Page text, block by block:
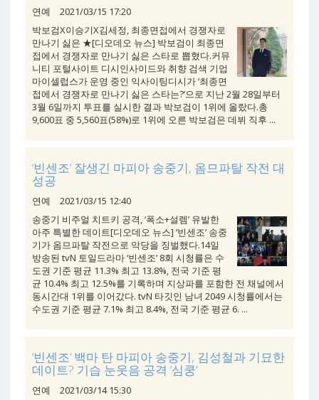
연예
2021/03/15 17:20
박보검X이승기X김세정, 최종면접에서 경쟁자로
만나기 싫은 ★[디오데오 뉴스] 박보검이 최종면
접에서 경쟁자로 만나기 싫은 스타로 뽑혔다.커뮤
니티 포털사이트 디시인사이드와 취향 검색 기업
마이셀럽스가 운영 중인 익사이팅디시가 ‘최종면
접에서 경쟁자로 만나기 싫은 스타는?’으로 지난 2월 28일부터
3월 6일까지 투표를 실시한 결과 박보검이 1위에 올랐다.총
9,600표 중 5,560표(58%)로 1위에 오른 박보검은 데뷔 직후 ...
‘빈센조’ 잘생긴 마피아 송중기, 옴므파탈 작전 대
성공
연예
2021/03/15 12:40
송중기 비주얼 치트키 공격, ‘폭소+설렘’ 유발한
아주 특별한 데이트[디오데오 뉴스] ‘빈센조’ 송중
기가 옴므파탈 작전으로 악당을 징벌했다.14일
방송된 tvN 토일드라마 ‘빈센조’ 8회 시청률은 수
도권 기준 평균 11.3% 최고 13.8%, 전국 기준 평
균 10.4% 최고 12.5%를 기록하며 지상파를 포함한 전 채널에서
동시간대 1위를 이어갔다. tvN 타깃인 남녀 2049 시청률에서는
수도권 기준 평균 7.1% 최고 8.4%, 전국 기준 평균 6. ...
‘빈센조’ 백마 탄 마피아 송중기, 김성철과 기묘한
데이트? 기습 눈웃음 공격 ‘심쿵’
연예
2021/03/14 15:30